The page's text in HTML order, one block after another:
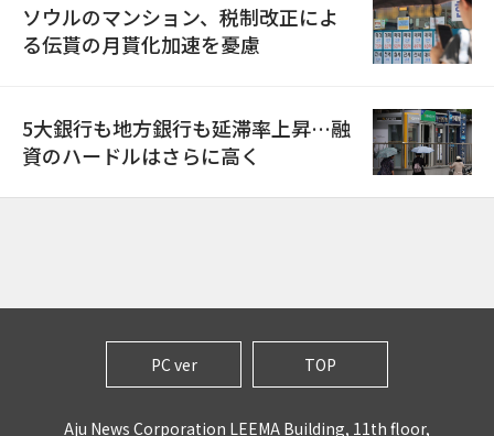
ソウルのマンション、税制改正によ
る伝貰の月貰化加速を憂慮
5大銀行も地方銀行も延滞率上昇…融
資のハードルはさらに高く
PC ver TOP
Aju News Corporation LEEMA Building, 11th floor,